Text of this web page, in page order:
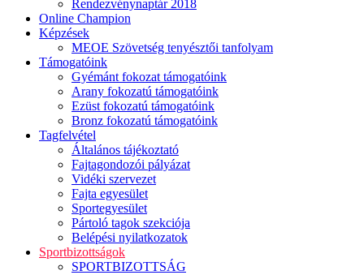
Rendezvénynaptár 2018
Online Champion
Képzések
MEOE Szövetség tenyésztői tanfolyam
Támogatóink
Gyémánt fokozat támogatóink
Arany fokozatú támogatóink
Ezüst fokozatú támogatóink
Bronz fokozatú támogatóink
Tagfelvétel
Általános tájékoztató
Fajtagondozói pályázat
Vidéki szervezet
Fajta egyesület
Sportegyesület
Pártoló tagok szekciója
Belépési nyilatkozatok
Sportbizottságok
SPORTBIZOTTSÁG